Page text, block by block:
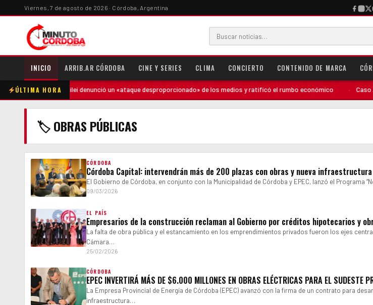
Viernes, 7 de agosto de 2026 · Córdoba, Argentina
INICIO ARRIB.AR CÓRDOBA CINE Y SERIES CLIMA CONCIERTO CONTENIDO DE MARCA
ÚLTIMA HORA
madre · Milei denunció un «ataque desproporcionado» de los medios y ratificó el rumbo económico · Caso
🏷 OBRAS PÚBLICAS
CÓRDOBA
Córdoba Capital: intervendrán más de 200 plazas con obras y nueva
El Gobierno de Córdoba, en conjunto con la Municipalidad de Córdoba y EPEC, lanzó el Programa
09/03/2026
EL PAÍS
Empresarios de la construcción reclaman al Gobierno por créditos hipotecarios y
La falta de obra pública y el estancamiento en los emprendimientos privados fueron los ejes
Cámara…
25/02/2026
CÓRDOBA
EPEC INVERTIRÁ MÁS DE $6.000 MILLONES EN OBRAS ELÉCTRICAS PARA EL SUDESTE
La Empresa Provincial de Energía de Córdoba (EPEC) avanzó con la firma de un contrato para
infraestructura…